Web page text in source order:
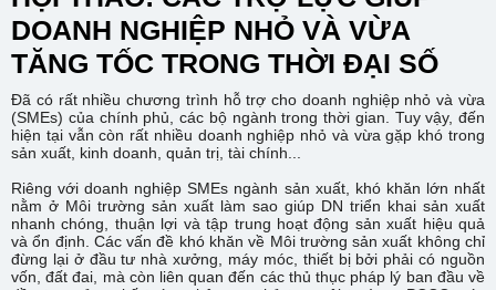
DOANH NGHIỆP NHỎ VÀ VỪA
TĂNG TỐC TRONG THỜI ĐẠI SỐ
Đã có rất nhiều chương trình hỗ trợ cho doanh nghiệp nhỏ và vừa
(SMEs) của chính phủ, các bộ ngành trong thời gian. Tuy vậy, đến
hiện tại vẫn còn rất nhiều doanh nghiệp nhỏ và vừa gặp khó trong
sản xuất, kinh doanh, quản trị, tài chính...
Riêng với doanh nghiệp SMEs ngành sản xuất, khó khăn lớn nhất
nằm ở Môi trường sản xuất làm sao giúp DN triển khai sản xuất
nhanh chóng, thuận lợi và tập trung hoạt động sản xuất hiệu quả
và ổn định. Các vấn đề khó khăn về Môi trường sản xuất không chỉ
đừng lại ở đầu tư nhà xưởng, máy móc, thiết bị bởi phải có nguồn
vốn, đất đai, mà còn liên quan đến các thủ thục pháp lý ban đầu về